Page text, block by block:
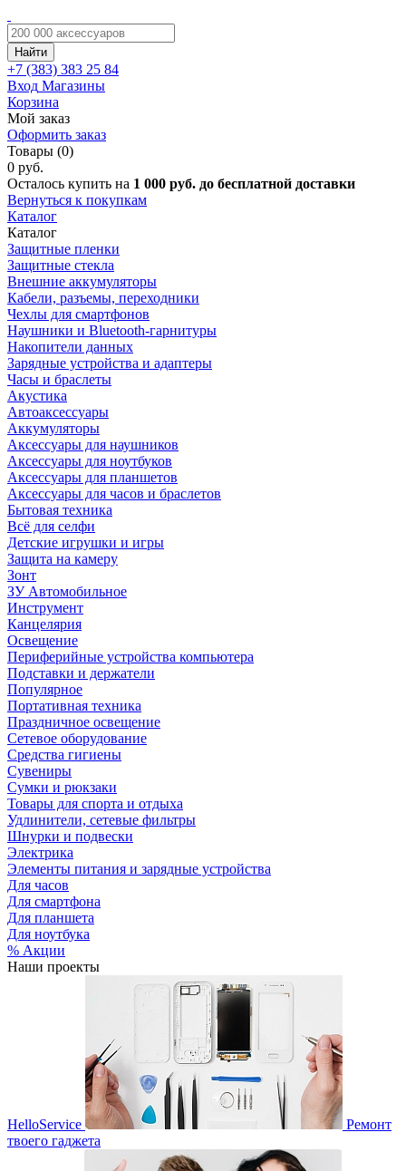
Найти
+7 (383) 383 25 84
Вход Магазины
Корзина
Мой заказ
Оформить заказ
Товары (0)
0 руб.
Осталось купить на 1 000 руб. до бесплатной доставки
Вернуться к покупкам
Каталог
Каталог
Защитные пленки
Защитные стекла
Внешние аккумуляторы
Кабели, разъемы, переходники
Чехлы для смартфонов
Наушники и Bluetooth-гарнитуры
Накопители данных
Зарядные устройства и адаптеры
Часы и браслеты
Акустика
Автоаксессуары
Аккумуляторы
Аксессуары для наушников
Аксессуары для ноутбуков
Аксессуары для планшетов
Аксессуары для часов и браслетов
Бытовая техника
Всё для селфи
Детские игрушки и игры
Защита на камеру
Зонт
ЗУ Автомобильное
Инструмент
Канцелярия
Освещение
Периферийные устройства компьютера
Подставки и держатели
Популярное
Портативная техника
Праздничное освещение
Сетевое оборудование
Средства гигиены
Сувениры
Сумки и рюкзаки
Товары для спорта и отдыха
Удлинители, сетевые фильтры
Шнурки и подвески
Электрика
Элементы питания и зарядные устройства
Для часов
Для смартфона
Для планшета
Для ноутбука
% Акции
Наши проекты
HelloService
Ремонт
твоего гаджета